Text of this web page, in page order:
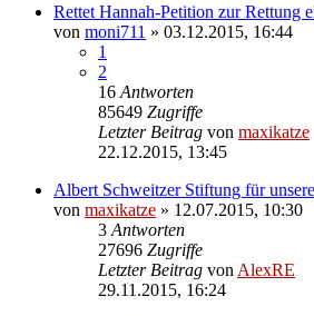
Rettet Hannah-Petition zur Rettung
von moni711 » 03.12.2015, 16:44
1
2
16 Antworten
85649 Zugriffe
Letzter Beitrag von maxikatze
22.12.2015, 13:45
Albert Schweitzer Stiftung für
von maxikatze » 12.07.2015, 10:30
3 Antworten
27696 Zugriffe
Letzter Beitrag von AlexRE
29.11.2015, 16:24